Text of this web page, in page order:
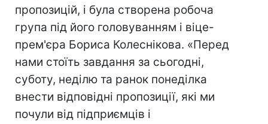
пропозицій, і була створена робоча
група під його головуванням і віце-
прем'єра Бориса Колеснікова. «Перед
нами стоїть завдання за сьогодні,
суботу, неділю та ранок понеділка
внести відповідні пропозиції, які ми
почули від підприємців і